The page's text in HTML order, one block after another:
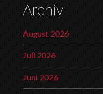
Archiv
August 2026
Juli 2026
Juni 2026